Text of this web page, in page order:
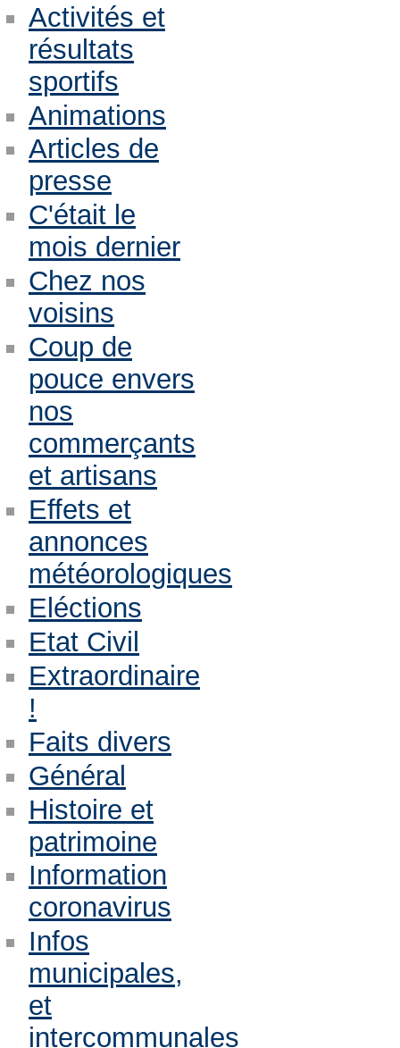
Activités et
résultats
sportifs
Animations
Articles de
presse
C'était le
mois dernier
Chez nos
voisins
Coup de
pouce envers
nos
commerçants
et artisans
Effets et
annonces
météorologiques
Eléctions
Etat Civil
Extraordinaire
!
Faits divers
Général
Histoire et
patrimoine
Information
coronavirus
Infos
municipales,
et
intercommunales